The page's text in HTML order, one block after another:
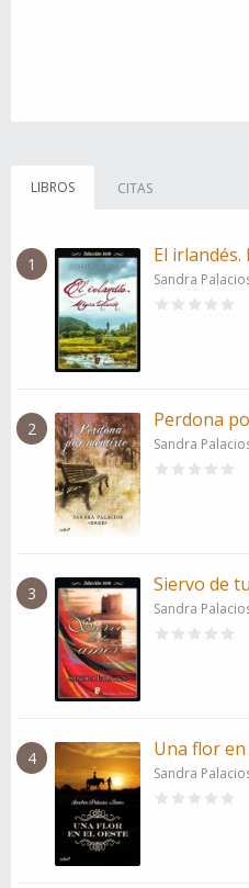
LIBROS CITAS
1 El
Sandra
2 Perdona
Sandra
3 Siervo de
Sandra
4 Una flor
Sandra